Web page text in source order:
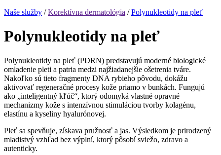
Naše služby / Korektívna dermatológia / Polynukleotidy na pleť
Polynukleotidy na pleť
Polynukleotidy na pleť (PDRN) predstavujú moderné biologické
omladenie pleti a patria medzi najžiadanejšie ošetrenia tváre.
Nakoľko sú tieto fragmenty DNA rybieho pôvodu, dokážu
aktivovať regeneračné procesy kože priamo v bunkách. Fungujú
ako „inteligentný kľúč“, ktorý odomyká vlastné opravné
mechanizmy kože s intenzívnou stimuláciou tvorby kolagénu,
elastínu a kyseliny hyalurónovej.
Pleť sa spevňuje, získava pružnosť a jas. Výsledkom je prirodzený
mladistvý vzhľad bez výplní, ktorý pôsobí sviežo, zdravo a
autenticky.